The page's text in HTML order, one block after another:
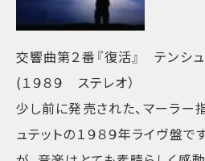
交響曲第２番『復活』 テンシュ
(１９８９ ステレオ）
少し前に発売された、マーラ
ュテットの１９８９年ライヴ盤